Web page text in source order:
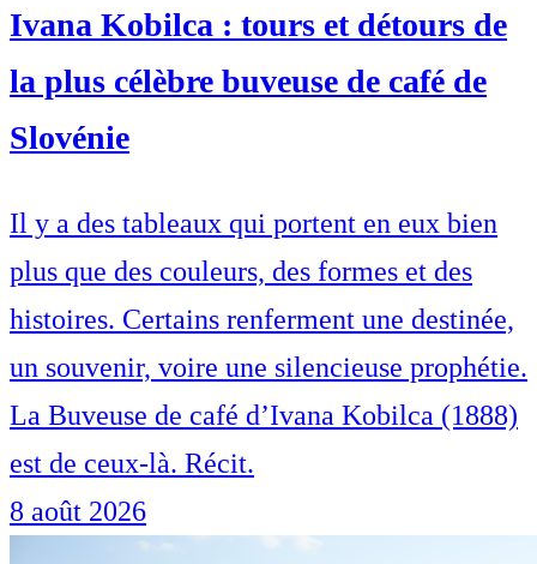
Ivana Kobilca : tours et détours de
la plus célèbre buveuse de café de
Slovénie
Il y a des tableaux qui portent en eux bien
plus que des couleurs, des formes et des
histoires. Certains renferment une destinée,
un souvenir, voire une silencieuse prophétie.
La Buveuse de café d’Ivana Kobilca (1888)
est de ceux-là. Récit.
8 août 2026